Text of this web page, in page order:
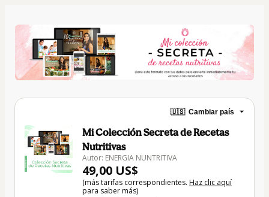
🇺🇸 Cambiar país
Mi Colección Secreta de Recetas
Nutritivas
Autor: ENERGIA NUNTRITIVA
49,00 US$
(más tarifas correspondientes. Haz clic aquí
para saber más)